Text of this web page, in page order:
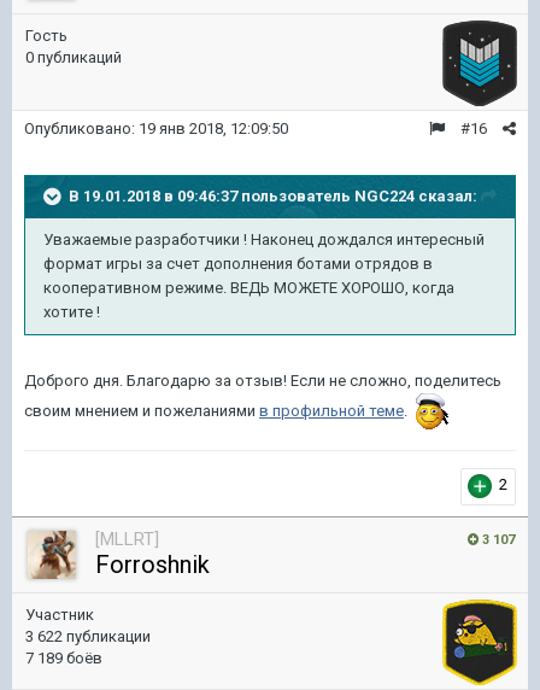
Гость
0 публикаций
#16
Опубликовано: 19 янв 2018, 12:09:50
В 19.01.2018 в 09:46:37 пользователь NGC224 сказал:
Уважаемые разработчики ! Наконец дождался интересный
формат игры за счет дополнения ботами отрядов в
кооперативном режиме. ВЕДЬ МОЖЕТЕ ХОРОШО, когда
хотите !
Доброго дня. Благодарю за отзыв! Если не сложно, поделитесь
своим мнением и пожеланиями в профильной теме.
2
3 107
[MLLRT]
Forroshnik
Участник
3 622 публикации
7 189 боёв